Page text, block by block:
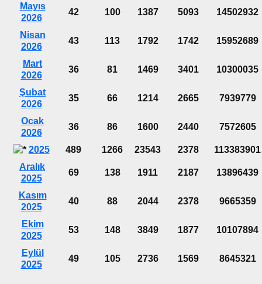
Mayıs
2026
42 100 1387 5093 14502932
Nisan
2026
43 113 1792 1742 15952689
Mart
2026
36 81 1469 3401 10300035
Şubat
2026
35 66 1214 2665 7939779
Ocak
2026
36 86 1600 2440 7572605
2025 489 1266 23543 2378
113383901
Aralık
2025
69 138 1911 2187 13896439
Kasım
2025
40 88 2044 2378 9665359
Ekim
2025
53 148 3849 1877 10107894
Eylül
2025
49 105 2736 1569 8645321